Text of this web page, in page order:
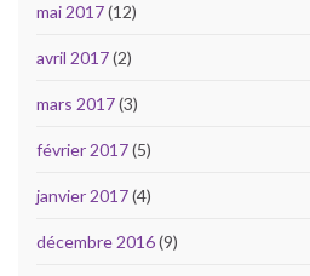
mai 2017(12)
avril 2017(2)
mars 2017(3)
février 2017(5)
janvier 2017(4)
décembre 2016(9)